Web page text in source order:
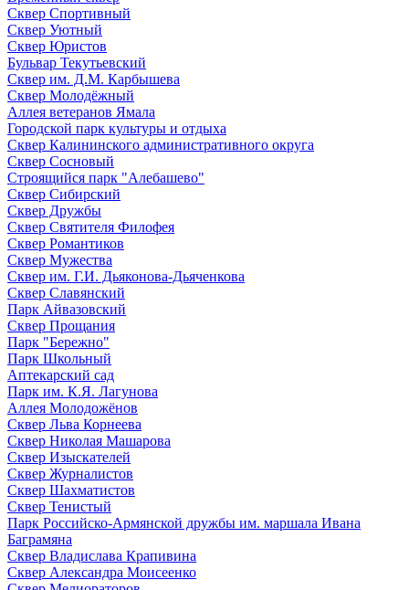
Сквер Спортивный
Сквер Уютный
Сквер Юристов
Бульвар Текутьевский
Сквер им. Д.М. Карбышева
Сквер Молодёжный
Аллея ветеранов Ямала
Городской парк культуры и отдыха
Сквер Калининского административного округа
Сквер Сосновый
Строящийся парк "Алебашево"
Сквер Сибирский
Сквер Дружбы
Сквер Святителя Филофея
Сквер Романтиков
Сквер Мужества
Сквер им. Г.И. Дьяконова-Дьяченкова
Сквер Славянский
Парк Айвазовский
Сквер Прощания
Парк "Бережно"
Парк Школьный
Аптекарский сад
Парк им. К.Я. Лагунова
Аллея Молодожёнов
Сквер Льва Корнеева
Сквер Николая Машарова
Сквер Изыскателей
Сквер Журналистов
Сквер Шахматистов
Сквер Тенистый
Парк Российско-Армянской дружбы им. маршала Ивана
Баграмяна
Сквер Владислава Крапивина
Сквер Александра Моисеенко